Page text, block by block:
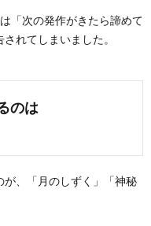
「次の発作がきたら諦めて
れてしまいました。
のは
、「月のしずく」「神秘